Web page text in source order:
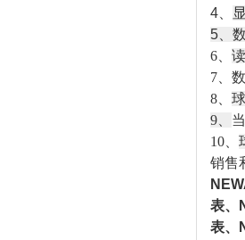
4、
5、
6、
7、
8、
9、
10、
销售
表、
表、